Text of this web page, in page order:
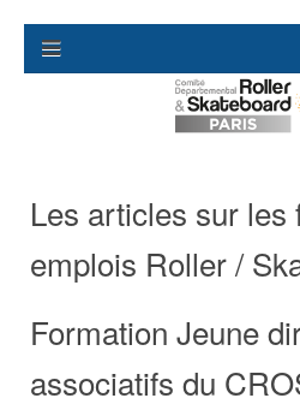
Les articles sur les
emplois Roller /
Formation Jeune
associatifs du